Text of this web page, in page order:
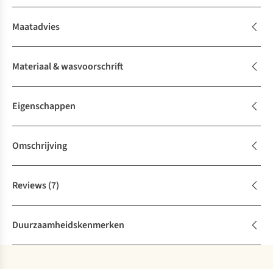
Maatadvies
Materiaal & wasvoorschrift
Eigenschappen
Omschrijving
Reviews(7)
Duurzaamheidskenmerken